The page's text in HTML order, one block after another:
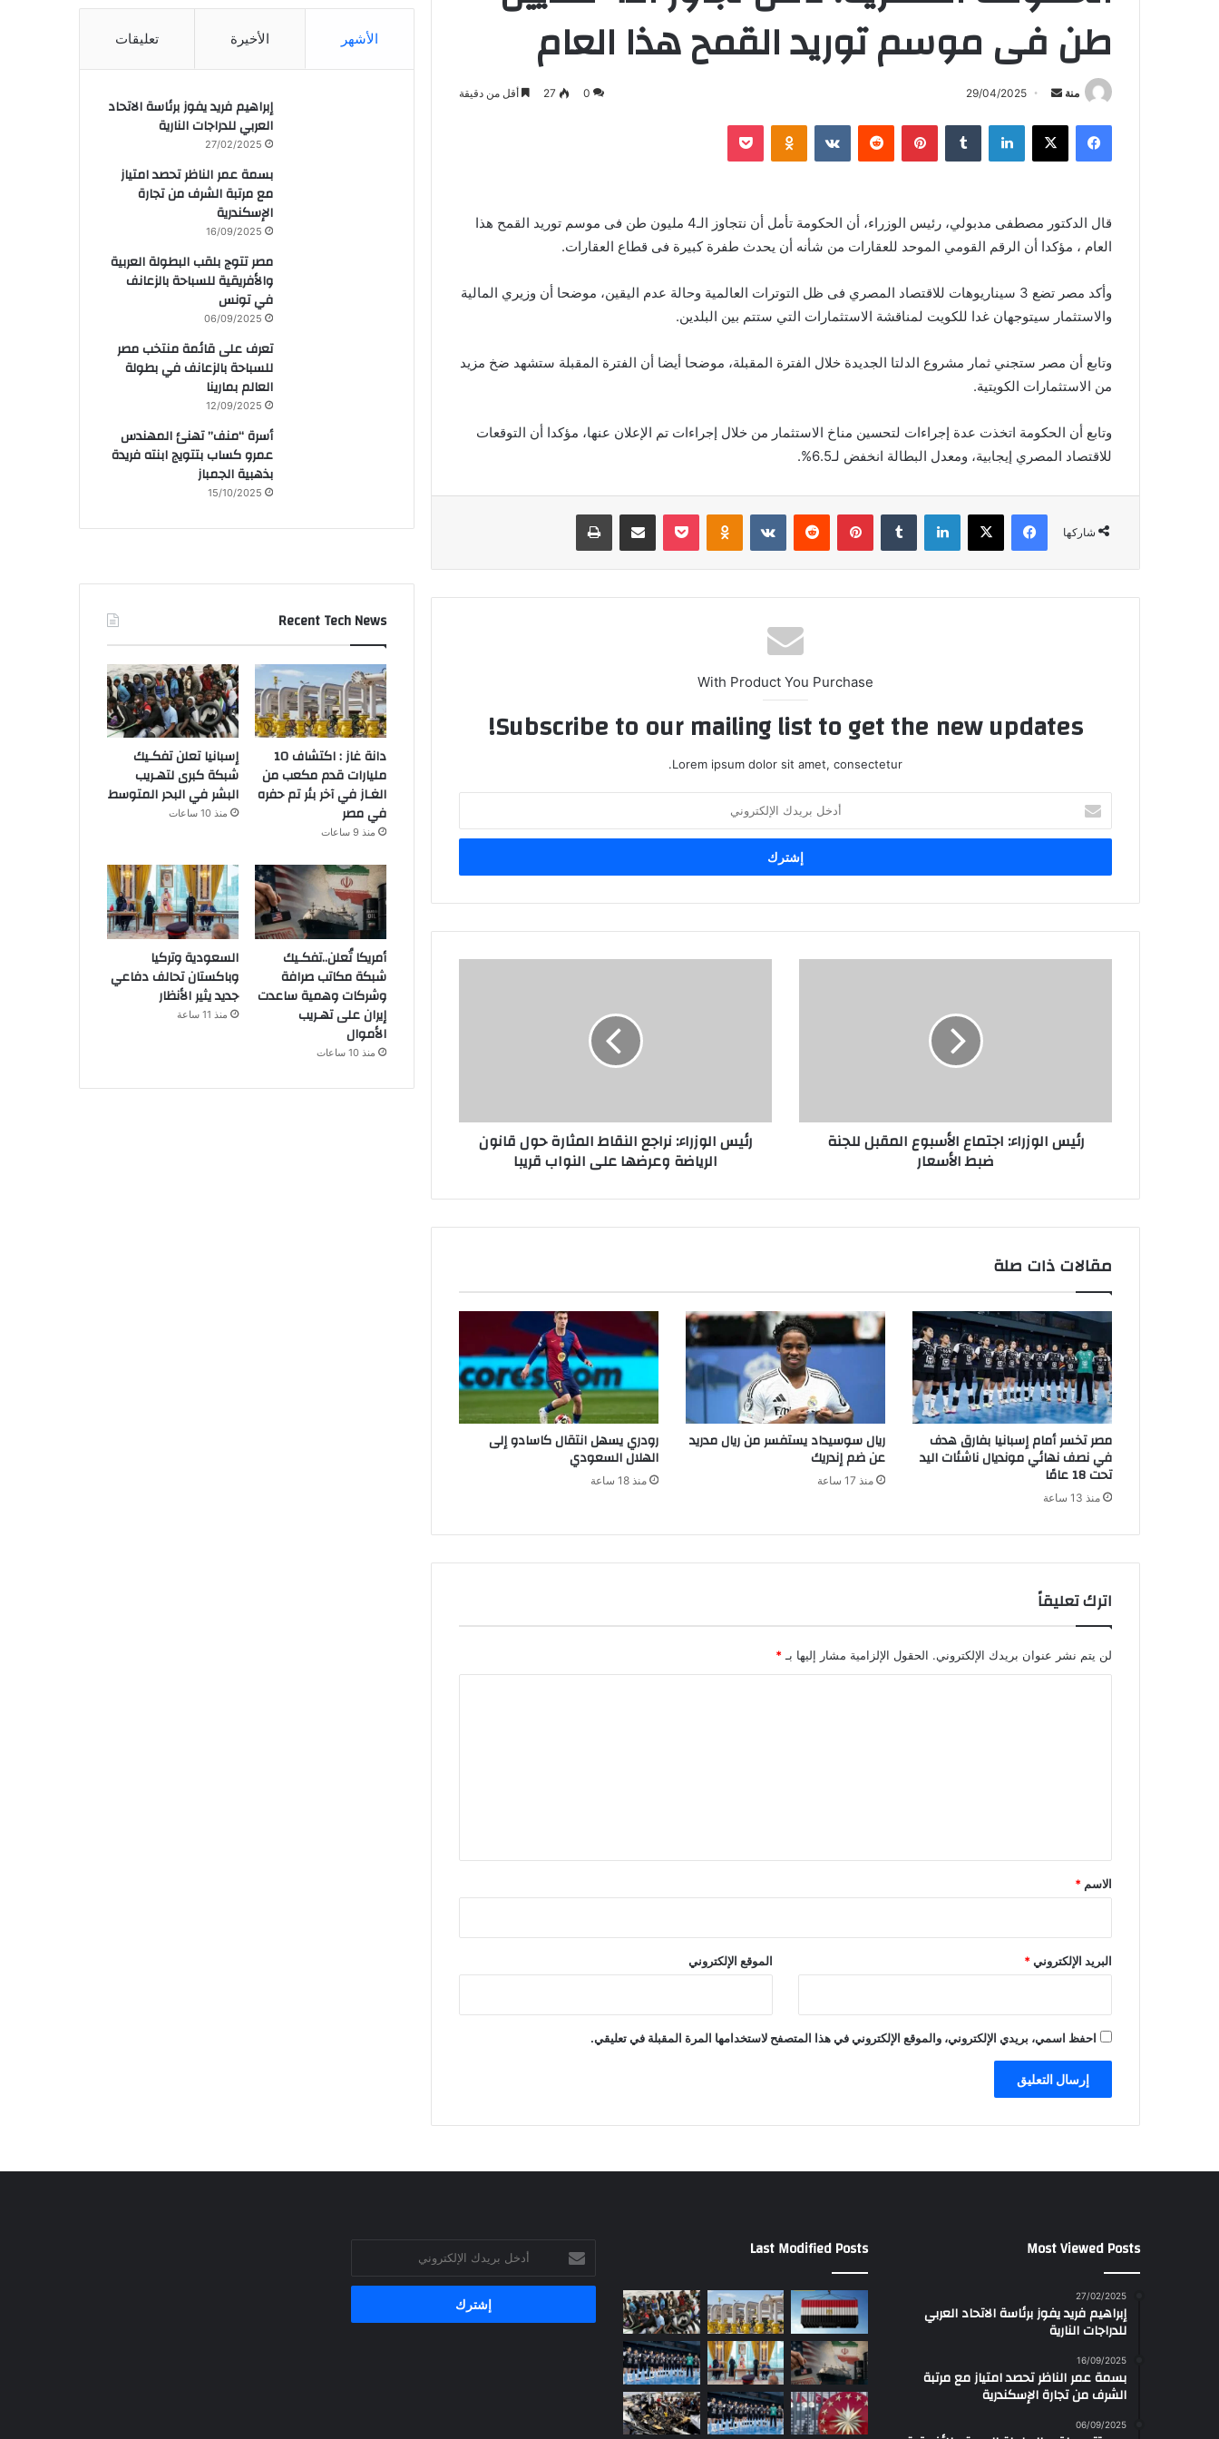
طن فى موسم توريد القمح هذا العام
منة
أرسل
إلكترونيا
29/04/2025
0
27 أقل من دقيقة
فيسبوك X لينكدإن بينتيريست Odnoklassniki
بوكيت
قال الدكتور مصطفى مدبولي، رئيس الوزراء، أن الحكومة تأمل أن نتجاوز الـ4 مليون طن فى موسم توريد القمح هذا
العام ، مؤكدا أن الرقم القومي الموحد للعقارات من شأنه أن يحدث طفرة كبيرة فى قطاع العقارات.
وأكد مصر تضع 3 سيناريوهات للاقتصاد المصري فى ظل التوترات العالمية وحالة عدم اليقين، موضحا أن وزيري المالية
والاستثمار سيتوجهان غدا للكويت لمناقشة الاستثمارات التي ستتم بين البلدين.
وتابع أن مصر ستجني ثمار مشروع الدلتا الجديدة خلال الفترة المقبلة، موضحا أيضا أن الفترة المقبلة ستشهد ضخ مزيد
من الاستثمارات الكويتية.
وتابع أن الحكومة اتخذت عدة إجراءات لتحسين مناخ الاستثمار من خلال إجراءات تم الإعلان عنها، مؤكدا أن التوقعات
للاقتصاد المصري إيجابية، ومعدل البطالة انخفض لـ6.5%.
شاركها
فيسبوك X لينكدإن بينتيريست Odnoklassniki
بوكيت مشاركة عبر البريد طباعة
With Product You Purchase
Subscribe to our mailing list to get the new updates!
Lorem ipsum dolor sit amet, consectetur.
بريدك
الإلكتروني
رئيس الوزراء: اجتماع الأسبوع المقبل للجنة
ضبط الأسعار
رئيس الوزراء: نراجع النقاط المثارة حول قانون
الرياضة وعرضها على النواب قريبا
مقالات ذات صلة
مصر تخسر أمام إسبانيا بفارق هدف
في نصف نهائي مونديال ناشئات اليد
تحت 18 عامًا
منذ 13 ساعة
ريال سوسيداد يستفسر من ريال مدريد
عن ضم إندريك
منذ 17 ساعة
رودري يسهل انتقال كاسادو إلى
الهلال السعودي
منذ 18 ساعة
اترك تعليقاً
لن يتم نشر عنوان بريدك الإلكتروني. الحقول الإلزامية مشار إليها بـ *
*
الاسم *
البريد الإلكتروني* الموقع الإلكتروني
احفظ اسمي، بريدي الإلكتروني، والموقع الإلكتروني في هذا المتصفح لاستخدامها المرة المقبلة في تعليقي.
الأشهر الأخيرة تعليقات
إبراهيم فريد يفوز برئاسة الاتحاد
العربي للدراجات النارية
27/02/2025
بسمة عمر الناظر تحصد امتياز
مع مرتبة الشرف من تجارة
الإسكندرية
16/09/2025
مصر تتوج بلقب البطولة العربية
والأفريقية للسباحة بالزعانف
في تونس
06/09/2025
تعرف على قائمة منتخب مصر
للسباحة بالزعانف في بطولة
العالم بمارينا
12/09/2025
أسرة “منف” تهنئ المهندس
عمرو كساب بتتويج ابنته فريدة
بذهبية الجمباز
15/10/2025
Recent Tech News
دانة غاز : اكتشاف 10
مليارات قدم مكعب من
الغـاز في آخر بئر تم حفره
في مصر
منذ 9 ساعات
إسبانيا تعلن تفكـيك
شبكة كبرى لتهـريب
البشر في البحر المتوسط
منذ 10 ساعات
أمريكا تُعلن..تفكـيك
شبكة مكاتب صرافة
وشركات وهمية ساعدت
إيران على تهـريب
الأموال
منذ 10 ساعات
السعودية وتركيا
وباكستان تحالف دفاعي
جديد يثير الأنظار
منذ 11 ساعة
Most Viewed Posts
27/02/2025
إبراهيم فريد يفوز برئاسة الاتحاد العربي
للدراجات النارية
16/09/2025
بسمة عمر الناظر تحصد امتياز مع مرتبة
الشرف من تجارة الإسكندرية
06/09/2025
Last Modified Posts
بريدك
الإلكتروني